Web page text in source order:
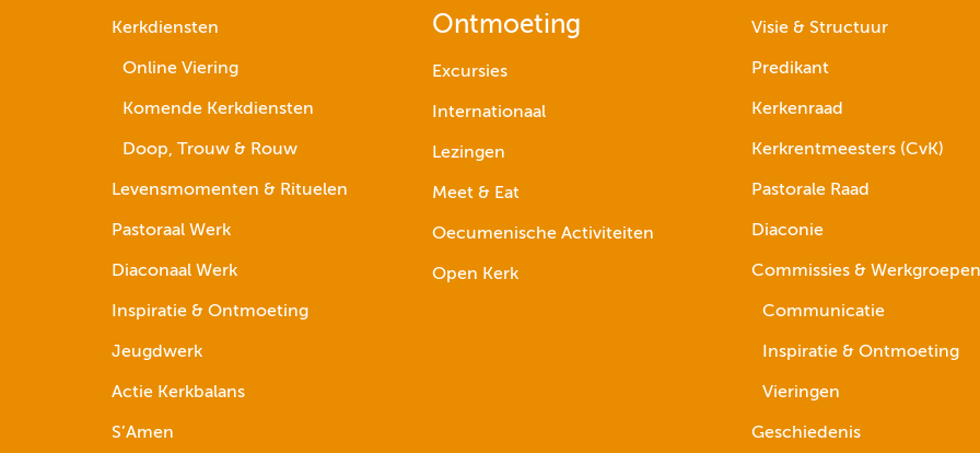
Kerkdiensten
Online Viering
Komende Kerkdiensten
Doop, Trouw & Rouw
Levensmomenten & Rituelen
Pastoraal Werk
Diaconaal Werk
Inspiratie & Ontmoeting
Jeugdwerk
Actie Kerkbalans
S’Amen
Ontmoeting
Excursies
Internationaal
Lezingen
Meet & Eat
Oecumenische Activiteiten
Open Kerk
Visie & Structuur
Predikant
Kerkenraad
Kerkrentmeesters (CvK)
Pastorale Raad
Diaconie
Commissies & Werkgroepen
Communicatie
Inspiratie & Ontmoeting
Vieringen
Geschiedenis